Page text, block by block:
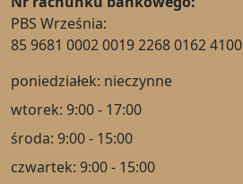
PBS Września:
85 9681 0002 0019 2268 0162 4100
poniedziałek: nieczynne
wtorek: 9:00 - 17:00
środa: 9:00 - 15:00
czwartek: 9:00 - 15:00